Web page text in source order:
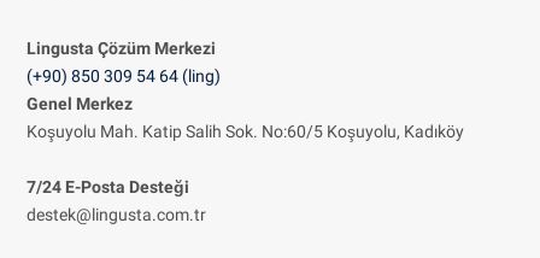
Lingusta Çözüm Merkezi
(+90) 850 309 54 64 (ling)
Genel Merkez
Koşuyolu Mah. Katip Salih Sok. No:60/5 Koşuyolu, Kadıköy
7/24 E-Posta Desteği
destek@lingusta.com.tr